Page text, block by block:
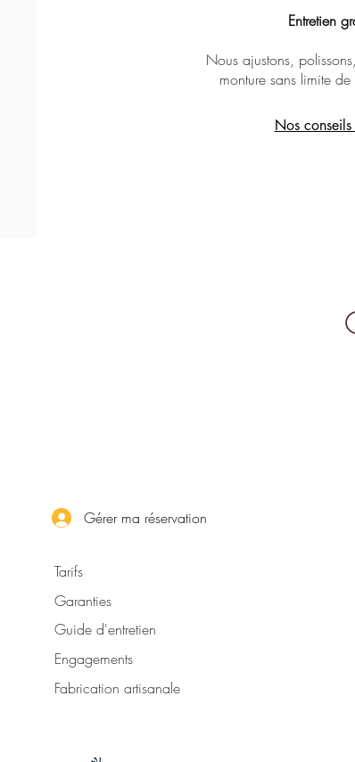
Entretien
Nous ajustons,
monture sans limite
Nos
Gérer ma réservation
Tarifs
Garanties
Guide d'entretien
Engagements
Fabrication artisanale